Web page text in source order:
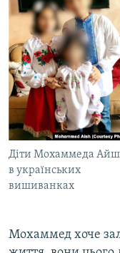
Діти Мохаммеда
в українських
вишиванках
Мохаммед хоче